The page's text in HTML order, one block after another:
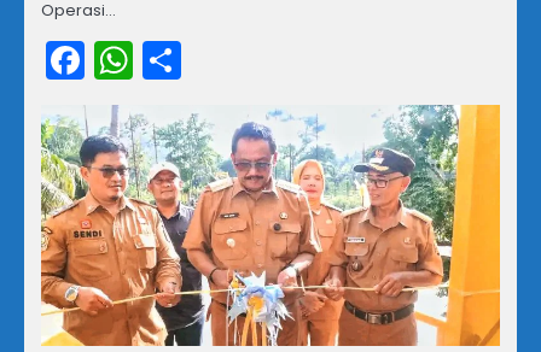
Operasi…
Facebook
WhatsApp